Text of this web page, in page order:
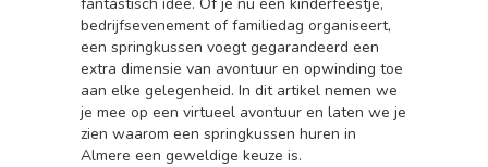
bedrijfsevenement of familiedag organiseert,
een springkussen voegt gegarandeerd een
extra dimensie van avontuur en opwinding toe
aan elke gelegenheid. In dit artikel nemen we
je mee op een virtueel avontuur en laten we je
zien waarom een springkussen huren in
Almere een geweldige keuze is.